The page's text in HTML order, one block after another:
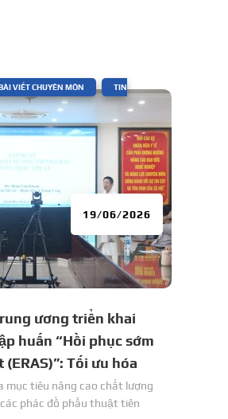
ương triển khai
huấn “Hồi phục sớm
Tối ưu hóa
thức cho người bệnh.
19/06/2026
VIẾT CHUYÊN MÔN TIN
mục tiêu nâng cao chất lượng
phác đồ phẫu thuật tiên